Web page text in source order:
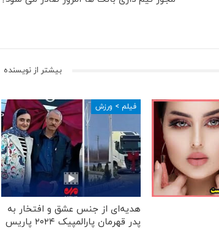
بیشتر از نویسنده
فیلم > ورزش
هدیه‌ای از جنس عشق و افتخار به
پدر قهرمان پارالمپیک ۲۰۲۴ پاریس